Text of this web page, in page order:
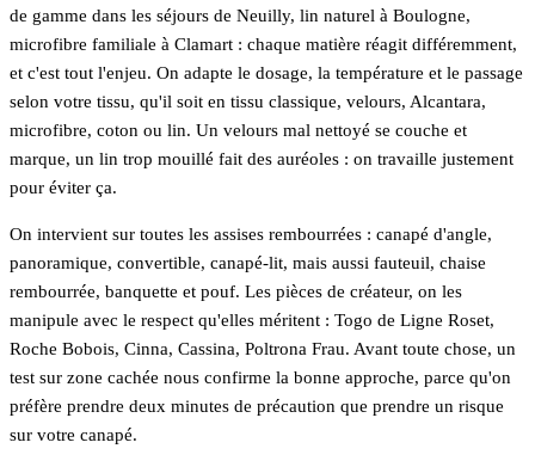
de gamme dans les séjours de Neuilly, lin naturel à Boulogne,
microfibre familiale à Clamart : chaque matière réagit différemment,
et c'est tout l'enjeu. On adapte le dosage, la température et le passage
selon votre tissu, qu'il soit en tissu classique, velours, Alcantara,
microfibre, coton ou lin. Un velours mal nettoyé se couche et
marque, un lin trop mouillé fait des auréoles : on travaille justement
pour éviter ça.
On intervient sur toutes les assises rembourrées : canapé d'angle,
panoramique, convertible, canapé-lit, mais aussi fauteuil, chaise
rembourrée, banquette et pouf. Les pièces de créateur, on les
manipule avec le respect qu'elles méritent : Togo de Ligne Roset,
Roche Bobois, Cinna, Cassina, Poltrona Frau. Avant toute chose, un
test sur zone cachée nous confirme la bonne approche, parce qu'on
préfère prendre deux minutes de précaution que prendre un risque
sur votre canapé.